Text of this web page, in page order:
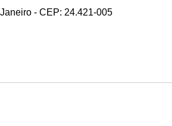
- CEP: 24.421-005